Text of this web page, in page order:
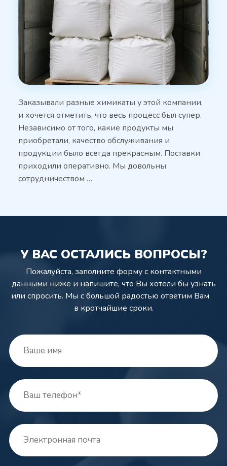
Заказывали разные химикаты у этой компании,
и хочется отметить, что весь процесс был супер.
Независимо от того, какие продукты мы
приобретали, качество обслуживания и
продукции было всегда прекрасным. Поставки
приходили оперативно. Мы довольны
сотрудничеством …
У ВАС ОСТАЛИСЬ ВОПРОСЫ?
Пожалуйста, заполните форму с контактными
данными ниже и напишите, что Вы хотели бы узнать
или спросить. Мы с большой радостью ответим Вам
в кротчайшие сроки.